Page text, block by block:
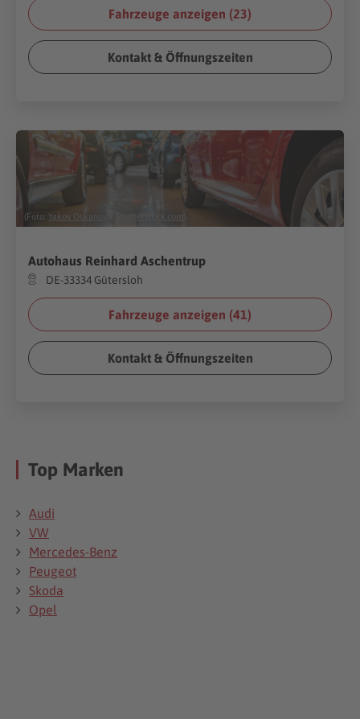
Fahrzeuge anzeigen (23)
Kontakt & Öffnungszeiten
(Foto: Yakov Oskanov Shutterstock.com
Autohaus Reinhard Aschentrup
DE-33334 Gütersloh
Fahrzeuge anzeigen (41)
Kontakt & Öffnungszeiten
Top Marken
Audi
VW
Mercedes-Benz
Peugeot
Skoda
Opel